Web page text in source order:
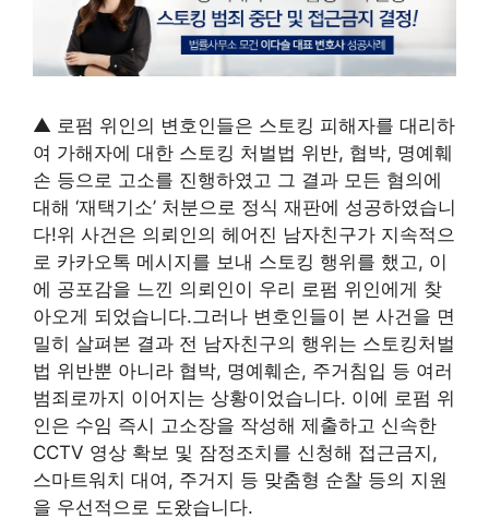
▲ 로펌 위인의 변호인들은 스토킹 피해자를 대리하
여 가해자에 대한 스토킹 처벌법 위반, 협박, 명예훼
손 등으로 고소를 진행하였고 그 결과 모든 혐의에
대해 ‘재택기소’ 처분으로 정식 재판에 성공하였습니
다!위 사건은 의뢰인의 헤어진 남자친구가 지속적으
로 카카오톡 메시지를 보내 스토킹 행위를 했고, 이
에 공포감을 느낀 의뢰인이 우리 로펌 위인에게 찾
아오게 되었습니다.그러나 변호인들이 본 사건을 면
밀히 살펴본 결과 전 남자친구의 행위는 스토킹처벌
법 위반뿐 아니라 협박, 명예훼손, 주거침입 등 여러
범죄로까지 이어지는 상황이었습니다. 이에 로펌 위
인은 수임 즉시 고소장을 작성해 제출하고 신속한
CCTV 영상 확보 및 잠정조치를 신청해 접근금지,
스마트워치 대여, 주거지 등 맞춤형 순찰 등의 지원
을 우선적으로 도왔습니다.